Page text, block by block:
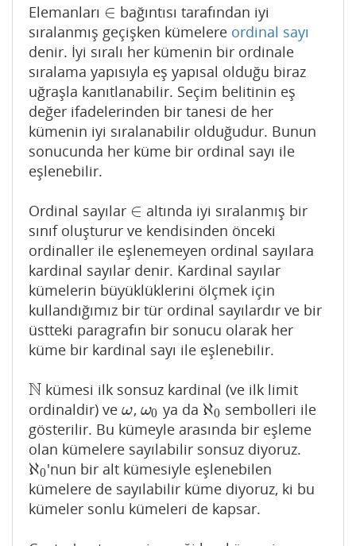
Elemanları ∈
∈ bağıntısı tarafından iyi
sıralanmış geçişken kümelere ordinal sayı
denir. İyi sıralı her kümenin bir ordinale
sıralama yapısıyla eş yapısal olduğu biraz
uğraşla kanıtlanabilir. Seçim belitinin eş
değer ifadelerinden bir tanesi de her
kümenin iyi sıralanabilir olduğudur. Bunun
sonucunda her küme bir ordinal sayı ile
eşlenebilir.
Ordinal sayılar ∈
∈ altında iyi sıralanmış bir
sınıf oluşturur ve kendisinden önceki
ordinaller ile eşlenemeyen ordinal sayılara
kardinal sayılar denir. Kardinal sayılar
kümelerin büyüklüklerini ölçmek için
kullandığımız bir tür ordinal sayılardır ve bir
üstteki paragrafın bir sonucu olarak her
küme bir kardinal sayı ile eşlenebilir.
N
N kümesi ilk sonsuz kardinal (ve ilk limit
ordinaldir) ve ω
ω, ω0
ω0 ya da ℵ0
ℵ0 sembolleri ile
gösterilir. Bu kümeyle arasında bir eşleme
olan kümelere sayılabilir sonsuz diyoruz.
ℵ0
ℵ0'nun bir alt kümesiyle eşlenebilen
kümelere de sayılabilir küme diyoruz, ki bu
kümeler sonlu kümeleri de kapsar.